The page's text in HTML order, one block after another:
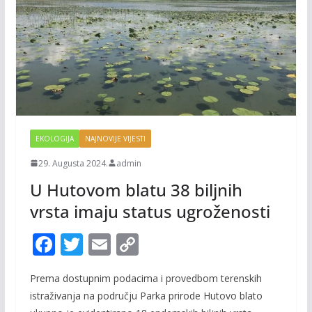
EKOLOGIJA NAJNOVIJE VIJESTI
29. Augusta 2024. admin
U Hutovom blatu 38 biljnih
vrsta imaju status ugroženosti
F
ac
e
T
itt
E
m
ai
C
p
Prema dostupnim podacima i provedbom terenskih
istraživanja na području Parka prirode Hutovo blato